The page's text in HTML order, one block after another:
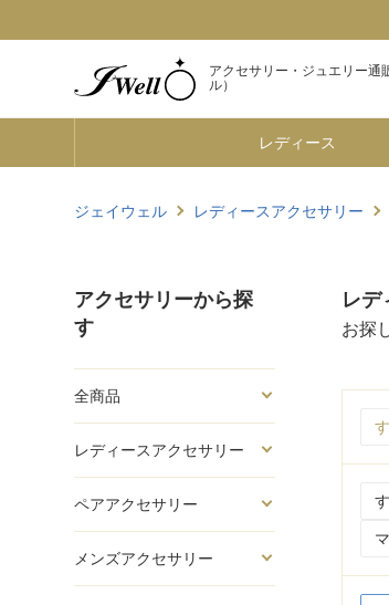
アクセサリー・ジュエリー通
ル）
レディース
ジェイウェル レディースアクセサリー
アクセサリーから探
す
全商品
レディースアクセサリー
ペアアクセサリー
メンズアクセサリー
レデ
お探